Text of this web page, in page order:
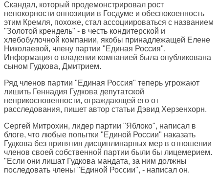
Скандал, который продемонстрировал рост
непокорности оппозиции в Госдуме и обеспокоенность
этим Кремля, похоже, стал ассоциироваться с названием
"Золотой крендель" - в честь кондитерской и
хлебобулочной компании, якобы принадлежащей Елене
Николаевой, члену партии "Единая Россия".
Информация о владении компанией была опубликована
сыном Гудкова, Дмитрием.
Ряд членов партии "Единая Россия" теперь угрожают
лишить Геннадия Гудкова депутатской
неприкосновенности, ограждающей его от
расследования, пишет автор статьи Дэвид Херзенхорн.
Сергей Митрохин, лидер партии "Яблоко", написал в
блоге, что любые попытки "Единой России" наказать
Гудкова без принятия дисциплинарных мер в отношении
членов своей собственной партии были бы лицемерием.
"Если они лишат Гудкова мандата, за ним должны
последовать члены "Единой России", - написал он.